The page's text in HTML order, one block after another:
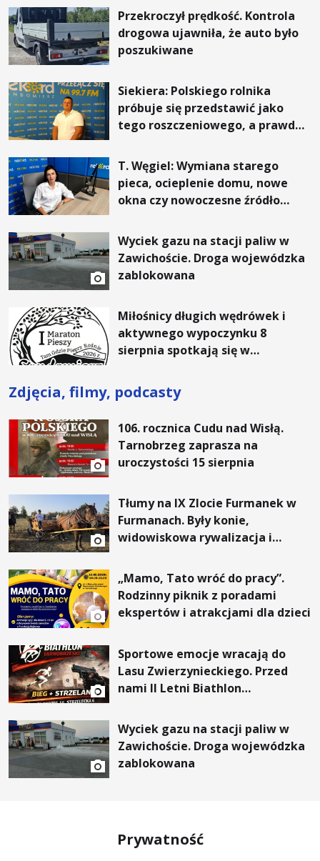
Przekroczył prędkość. Kontrola
drogowa ujawniła, że auto było
poszukiwane
Siekiera: Polskiego rolnika
próbuje się przedstawić jako
tego roszczeniowego, a prawda
T. Węgiel: Wymiana starego
pieca, ocieplenie domu, nowe
okna czy nowoczesne źródło
rachunki za energię, lepszy
komfort życia i... czystsze
powietrze
Wyciek gazu na stacji paliw w
Zawichoście. Droga wojewódzka
zablokowana
Miłośnicy długich wędrówek i
aktywnego wypoczynku 8
sierpnia spotkają się w
Pieszym „Tam Gdzie Pieprz
Rośnie”
Zdjęcia, filmy, podcasty
106. rocznica Cudu nad Wisłą.
Tarnobrzeg zaprasza na
uroczystości 15 sierpnia
Tłumy na IX Zlocie Furmanek w
Furmanach. Były konie,
widowiskowa rywalizacja i
„Mamo, Tato wróć do pracy”.
Rodzinny piknik z poradami
ekspertów i atrakcjami dla dzieci
Sportowe emocje wracają do
Lasu Zwierzynieckiego. Przed
nami II Letni Biathlon
Wyciek gazu na stacji paliw w
Zawichoście. Droga wojewódzka
zablokowana
Prywatność